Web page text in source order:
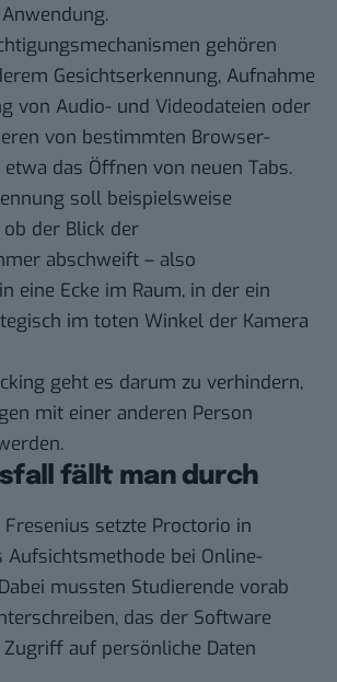
gehören
Gesichtserkennung, Aufnahme
von Audio- und Videodateien oder
von bestimmten Browser-
das Öffnen von neuen Tabs.
soll beispielsweise
der Blick der
abschweift – also
eine Ecke im Raum, in der ein
im toten Winkel der Kamera
geht es darum zu verhindern,
mit einer anderen Person
fällt man durch
Fresenius setzte Proctorio in
Aufsichtsmethode bei Online-
mussten Studierende vorab
das der Software
auf persönliche Daten